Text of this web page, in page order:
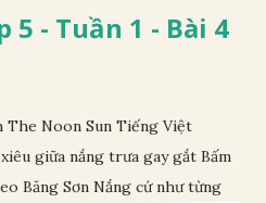
5 - Tuần 1 - Bài 4
The Noon Sun Tiếng Việt
giữa nắng trưa gay gắt Bấm
Băng Sơn Nắng cứ như từng